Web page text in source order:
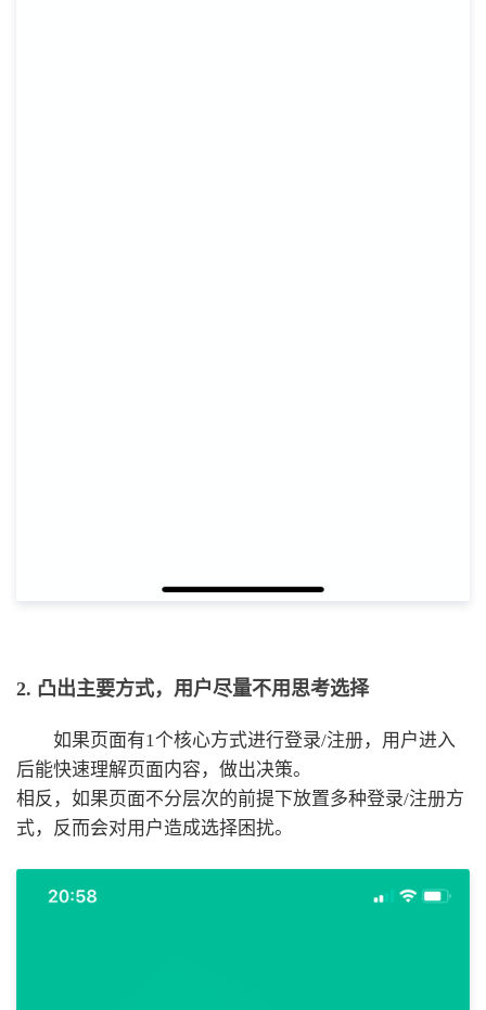
2. 凸出主要方式，用户尽量不用思考选择
如果页面有1个核心方式进行登录/注册，用户进入
后能快速理解页面内容，做出决策。
相反，如果页面不分层次的前提下放置多种登录/注册方
式，反而会对用户造成选择困扰。